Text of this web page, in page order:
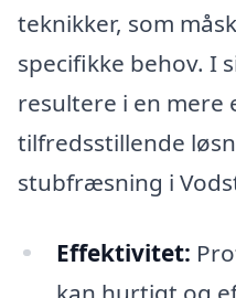
teknikker, som
specifikke behov. I
resultere i en mere
tilfredsstillende
stubfræsning i
Effektivitet: